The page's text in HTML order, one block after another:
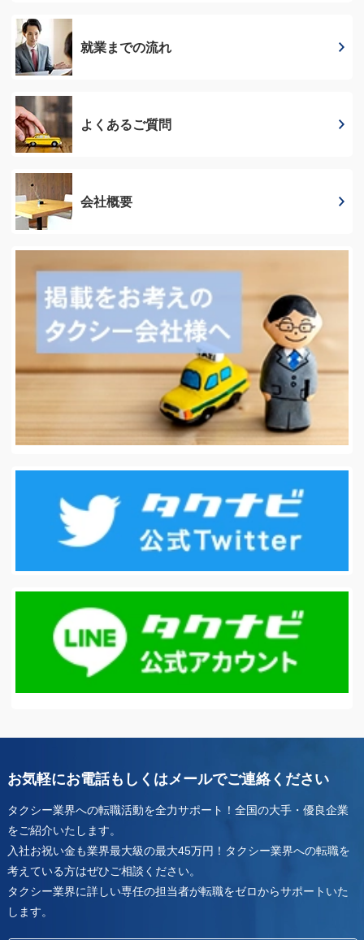
就業までの流れ
よくあるご質問
会社概要
お気軽にお電話もしくはメールでご連絡ください
タクシー業界への転職活動を全力サポート！全国の大手・優良企業
をご紹介いたします。
入社お祝い金も業界最大級の最大45万円！タクシー業界への転職を
考えている方はぜひご相談ください。
タクシー業界に詳しい専任の担当者が転職をゼロからサポートいた
します。